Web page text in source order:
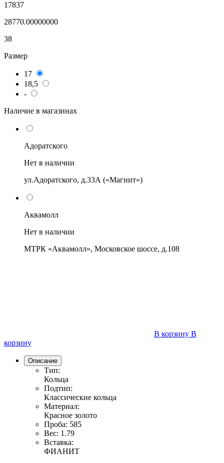
17837
28770.00000000
38
Размер
17
18,5
-
Наличие в магазинах
Адоратского
Нет в наличии
ул.Адоратского, д.33А («Магнит»)
Аквамолл
Нет в наличии
МТРК «Аквамолл», Московское шоссе, д.108
В корзину В
корзину
Описание
Тип:
Кольца
Подтип:
Классические кольца
Материал:
Красное золото
Проба: 585
Вес: 1.79
Вставка:
ФИАНИТ